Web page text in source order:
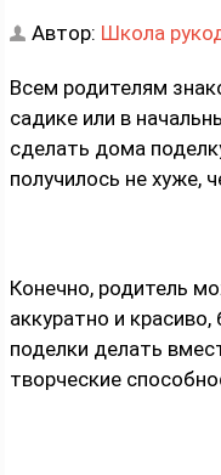
Автор: Школа
Всем родителям
садике или в
сделать дома
получилось не хуже,
Конечно, родитель
аккуратно и
поделки делать
творческие